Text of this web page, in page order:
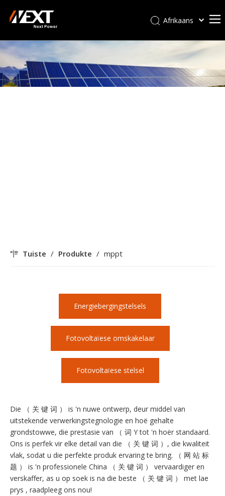
Afrikaans
Italiano
Deutsch
Tuiste / Produkte / mppt
Energiebergingstelsels
Fotovoltaïese omskakelaar
Fotovoltaïese stelsel
Die （ 关 键 词 ） is 'n nuwe ontwerp, deur middel van
uitstekende verwerkingstegnologie en hoë gehalte
grondstowwe, die prestasie van （ 词 Y tot 'n hoër standaard.
Ons is perfek vir elke detail van die （ 关 键 词 ）, die kwaliteit
vlak, sodat u die perfekte produk ervaring te bring. （ 网 站 标
题 ） is 'n professionele China （ 关 键 词 ） vervaardiger en
verskaffer, as u op soek is na die beste （ 关 键 词 ） met lae
prys , raadpleeg ons nou!